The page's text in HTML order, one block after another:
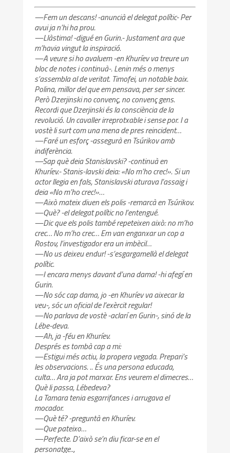
—Fem un descans! -anuncià el delegat polític- Per
avui ja n’hi ha prou.
—Llàstima! -digué en Gurin.- Justament ara que
m’havia vingut la inspiració.
—A veure si ho avaluem -en Khuríev va treure un
bloc de notes i continuà-. Lenin més o menys
s’assembla al de veritat. Timofei, un notable baix.
Polina, millor del que em pensava, per ser sincer.
Però Dzerjinski no convenç, no convenç gens.
Recordi que Dzerjinski és la consciència de la
revolució. Un cavaller irreprotxable i sense por. I a
vostè li surt com una mena de pres reincident…
—Faré un esforç -assegurà en Tsúrikov amb
indiferència.
—Sap què deia Stanislavski? -continuà en
Khuríev.- Stanis-lavski deia: «No m’ho crec!». Si un
actor llegia en fals, Stanislavski aturava l’assaig i
deia «No m’ho crec!»…
—Això mateix diuen els polis -remarcà en Tsúrikov.
—Què? -el delegat polític no l’entengué.
—Dic que els polis també repeteixen això: no m’ho
crec… No m’ho crec… Em van enganxar un cop a
Rostov, l’investigador era un imbècil…
—No us deixeu endur! -s’esgargamellà el delegat
polític.
—I encara menys davant d’una dama! -hi afegí en
Gurin.
—No sóc cap dama, jo -en Khuríev va aixecar la
veu-, sóc un oficial de l’exèrcit regular!
—No parlava de vostè -aclarí en Gurin-, sinó de la
Lébe-deva.
—Ah, ja -féu en Khuríev.
Després es tombà cap a mi:
—Estigui més actiu, la propera vegada. Prepari’s
les observacions. .. És una persona educada,
culta… Ara ja pot marxar. Ens veurem el dimecres…
Què li passa, Lébedeva?
La Tamara tenia esgarrifances i arrugava el
mocador.
—Què té? -preguntà en Khuríev.
—Que pateixo…
—Perfecte. D’això se’n diu ficar-se en el
personatge..,